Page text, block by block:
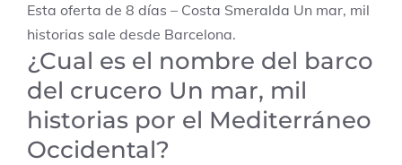
Esta oferta de 8 días – Costa Smeralda Un mar, mil
historias sale desde Barcelona.
¿Cual es el nombre del barco
del crucero Un mar, mil
historias por el Mediterráneo
Occidental?